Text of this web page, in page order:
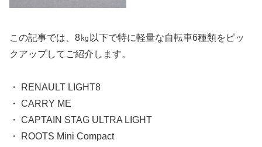
この記事では、8㎏以下で特に軽量な自転車6種類をピッ
クアップしてご紹介します。
・ RENAULT LIGHT8
・ CARRY ME
・ CAPTAIN STAG ULTRA LIGHT
・ ROOTS Mini Compact